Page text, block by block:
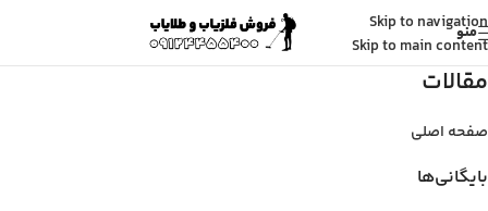
Skip to navigation
Skip to main content
منو
مقالات
صفحه اصلی
بایگانی‌ها